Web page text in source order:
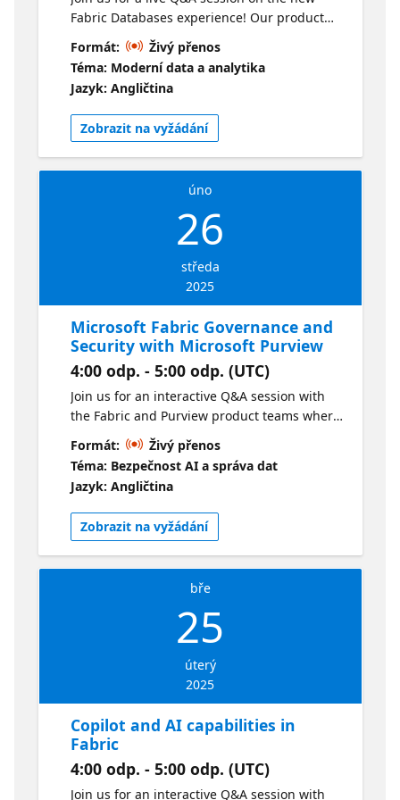
Fabric Databases experience! Our product
engineering team will answer your top
questions in real time. Throughout this hour,
our panel will unpack your questions on the
first fully SaaS database experience in Fabric.
Learn how to access both transactional and
analytical data in one place without
compromising application performance. The
future of data management is here!
Formát:
Živý přenos
Téma: Moderní data a analytika
Jazyk: Angličtina
Zobrazit na vyžádání
úno
26
středa
2025
Microsoft Fabric Governance and
Security with Microsoft Purview
4:00 odp. - 5:00 odp. (UTC)
Join us for an interactive Q&A session with
the Fabric and Purview product teams where
they will answer your top questions on how
to secure and govern your data in Fabric
using Microsoft Purview. We'll answer
questions like: ● What are the benefits of
Purview for Fabric? ● What is the difference
between the OneLake catalog and the
Purview Unified Catalog? ● How can you use
sensitivity labels and Data Loss Prevention to
restrict access to data?
Formát:
Živý přenos
Téma: Bezpečnost AI a správa dat
Jazyk: Angličtina
Zobrazit na vyžádání
bře
25
úterý
2025
Copilot and AI capabilities in
Fabric
4:00 odp. - 5:00 odp. (UTC)
Join us for an interactive Q&A session with